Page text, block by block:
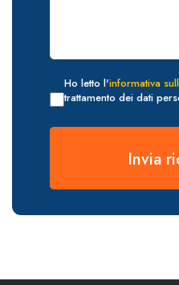
Ho letto l'informativa
trattamento dei dati
Invia